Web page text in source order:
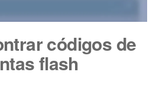
códigos de
flash